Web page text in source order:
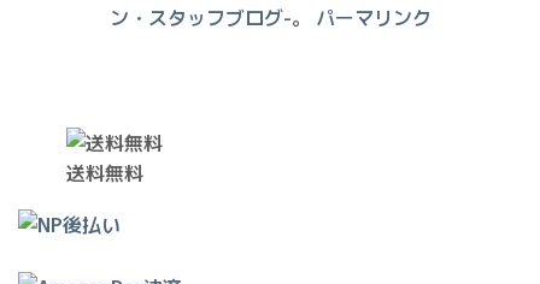
送料無料
ン・スタッフブログ-。 パーマリンク